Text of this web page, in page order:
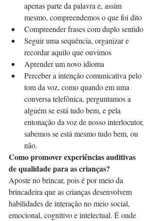
apenas parte da palavra e, assim
mesmo, compreendemos o que foi dito
Compreender frases com duplo sentido
Seguir uma sequência, organizar e
recordar aquilo que ouvimos
Aprender um novo idioma
Perceber a intenção comunicativa pelo
tom da voz, como quando em uma
conversa telefônica, perguntamos a
alguém se está tudo bem, e pela
entonação da voz de nosso interlocutor,
sabemos se está mesmo tudo bem, ou
não.
Como promover experiências auditivas
de qualidade para as crianças?
Aposte no brincar, pois é por meio da
brincadeira que as crianças desenvolvem
habilidades de interação no meio social,
emocional, cognitivo e intelectual. É onde